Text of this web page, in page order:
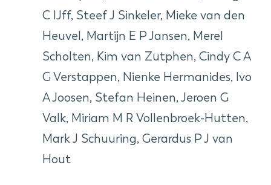
C IJff, Steef J Sinkeler, Mieke van den
Heuvel, Martijn E P Jansen, Merel
Scholten, Kim van Zutphen, Cindy C A
G Verstappen, Nienke Hermanides, Ivo
A Joosen, Stefan Heinen, Jeroen G
Valk, Miriam M R Vollenbroek-Hutten,
Mark J Schuuring, Gerardus P J van
Hout